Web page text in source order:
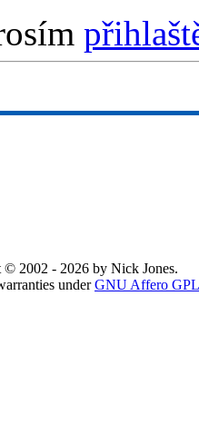
© 2002 - 2026 by Nick Jones.
underGNU Affero GPL